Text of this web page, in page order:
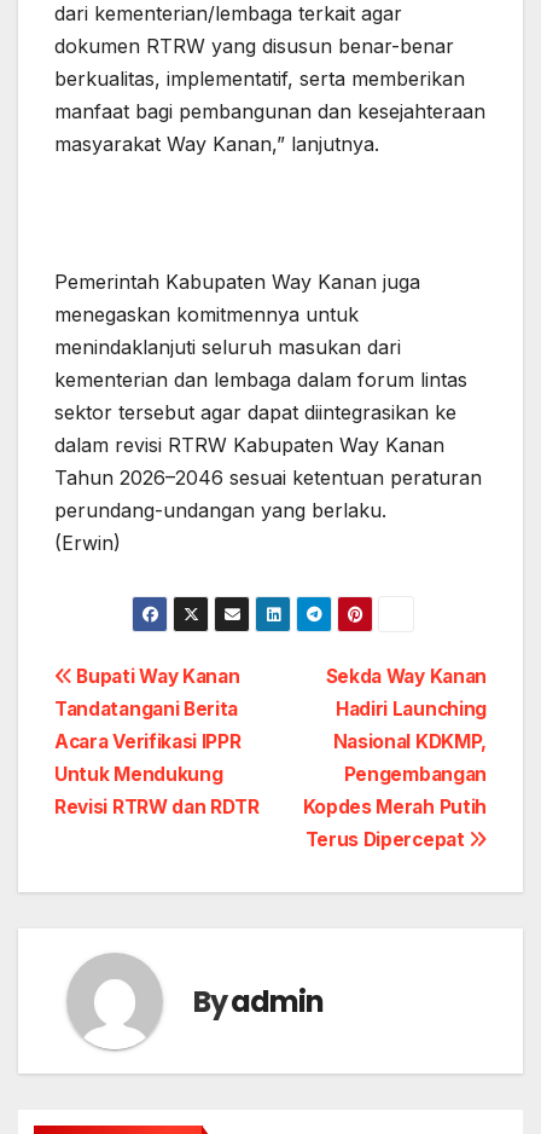
dari kementerian/lembaga terkait agar
dokumen RTRW yang disusun benar-benar
berkualitas, implementatif, serta memberikan
manfaat bagi pembangunan dan kesejahteraan
masyarakat Way Kanan,” lanjutnya.
Pemerintah Kabupaten Way Kanan juga
menegaskan komitmennya untuk
menindaklanjuti seluruh masukan dari
kementerian dan lembaga dalam forum lintas
sektor tersebut agar dapat diintegrasikan ke
dalam revisi RTRW Kabupaten Way Kanan
Tahun 2026–2046 sesuai ketentuan peraturan
perundang-undangan yang berlaku.
(Erwin)
Post
navigation
Sekda Way Kanan
Hadiri Launching
Nasional KDKMP,
Pengembangan
Kopdes Merah Putih
Terus Dipercepat
Bupati Way Kanan
Tandatangani Berita
Acara Verifikasi IPPR
Untuk Mendukung
Revisi RTRW dan RDTR
Byadmin